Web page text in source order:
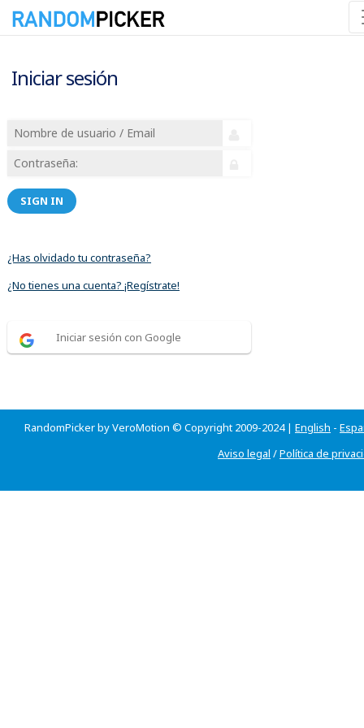
Iniciar sesión
SIGN IN
¿Has olvidado tu contraseña?
¿No tienes una cuenta? ¡Regístrate!
Iniciar sesión con Google
RandomPicker by VeroMotion © Copyright 2009-2024 | English -
Aviso legal /Política de